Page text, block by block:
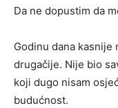
Da ne dopustim da
Godinu dana
drugačije. Nije bio
koji dugo nisam
budućnost.